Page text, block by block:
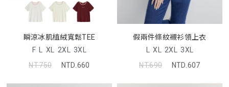
瞬涼冰肌植絨寬鬆TEE
F L XL 2XL 3XL
NT.750
NTD.660
假兩件條紋襯衫領上衣
L XL 2XL 3XL
NT.690
NTD.607